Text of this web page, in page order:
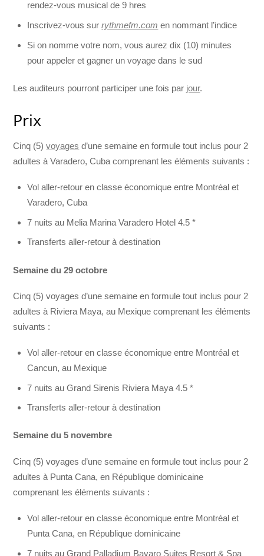
rendez-vous musical de 9 hres
Inscrivez-vous surrythmefm.com en nommant l’indice
Si on nomme votre nom, vous aurez dix (10) minutes
pour appeler et gagner un voyage dans le sud
Les auditeurs pourront participer une fois par jour.
Prix
Cinq (5)voyages d’une semaine en formule tout inclus pour 2
adultes à Varadero, Cuba comprenant les éléments suivants :
Vol aller-retour en classe économique entre Montréal et
Varadero, Cuba
7 nuits au Melia Marina Varadero Hotel 4.5 *
Transferts aller-retour à destination
Semaine du 29 octobre
Cinq (5) voyages d’une semaine en formule tout inclus pour 2
adultes à Riviera Maya, au Mexique comprenant les éléments
suivants :
Vol aller-retour en classe économique entre Montréal et
Cancun, au Mexique
7 nuits au Grand Sirenis Riviera Maya 4.5 *
Transferts aller-retour à destination
Semaine du 5 novembre
Cinq (5) voyages d’une semaine en formule tout inclus pour 2
adultes à Punta Cana, en République dominicaine
comprenant les éléments suivants :
Vol aller-retour en classe économique entre Montréal et
Punta Cana, en République dominicaine
7 nuits au Grand Palladium Bavaro Suites Resort & Spa